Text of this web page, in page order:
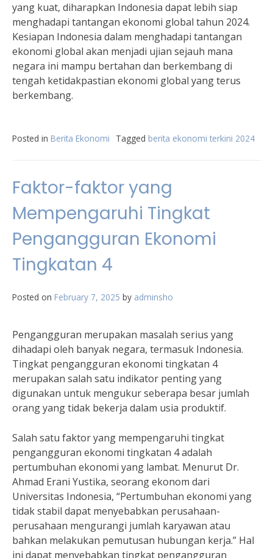
yang kuat, diharapkan Indonesia dapat lebih siap
menghadapi tantangan ekonomi global tahun 2024.
Kesiapan Indonesia dalam menghadapi tantangan
ekonomi global akan menjadi ujian sejauh mana
negara ini mampu bertahan dan berkembang di
tengah ketidakpastian ekonomi global yang terus
berkembang.
Posted in Berita Ekonomi Tagged berita ekonomi terkini 2024
Faktor-faktor yang
Mempengaruhi Tingkat
Pengangguran Ekonomi
Tingkatan 4
Posted on February 7, 2025 by adminsho
Pengangguran merupakan masalah serius yang
dihadapi oleh banyak negara, termasuk Indonesia.
Tingkat pengangguran ekonomi tingkatan 4
merupakan salah satu indikator penting yang
digunakan untuk mengukur seberapa besar jumlah
orang yang tidak bekerja dalam usia produktif.
Salah satu faktor yang mempengaruhi tingkat
pengangguran ekonomi tingkatan 4 adalah
pertumbuhan ekonomi yang lambat. Menurut Dr.
Ahmad Erani Yustika, seorang ekonom dari
Universitas Indonesia, “Pertumbuhan ekonomi yang
tidak stabil dapat menyebabkan perusahaan-
perusahaan mengurangi jumlah karyawan atau
bahkan melakukan pemutusan hubungan kerja.” Hal
ini dapat menyebabkan tingkat pengangguran